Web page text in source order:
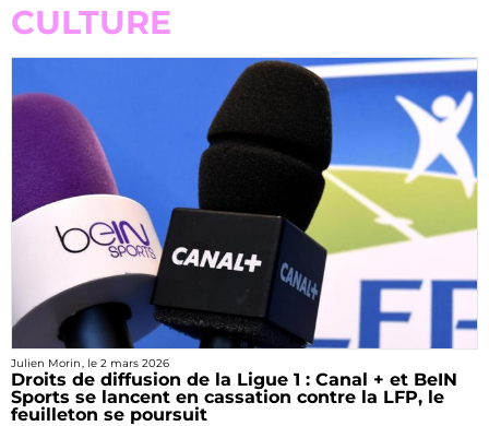
CULTURE
Julien Morin , le 2 mars 2026
Droits de diffusion de la Ligue 1 : Canal + et BeIN
Sports se lancent en cassation contre la LFP, le
feuilleton se poursuit